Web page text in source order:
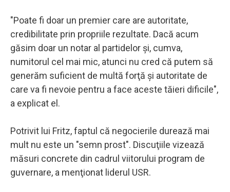
"Poate fi doar un premier care are autoritate,
credibilitate prin propriile rezultate. Dacă acum
găsim doar un notar al partidelor şi, cumva,
numitorul cel mai mic, atunci nu cred că putem să
generăm suficient de multă forţă şi autoritate de
care va fi nevoie pentru a face aceste tăieri dificile",
a explicat el.
Potrivit lui Fritz, faptul că negocierile durează mai
mult nu este un "semn prost". Discuţiile vizează
măsuri concrete din cadrul viitorului program de
guvernare, a menţionat liderul USR.